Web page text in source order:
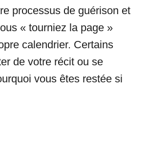
processus de guérison et
« tourniez la page »
calendrier. Certains
de votre récit ou se
vous êtes restée si